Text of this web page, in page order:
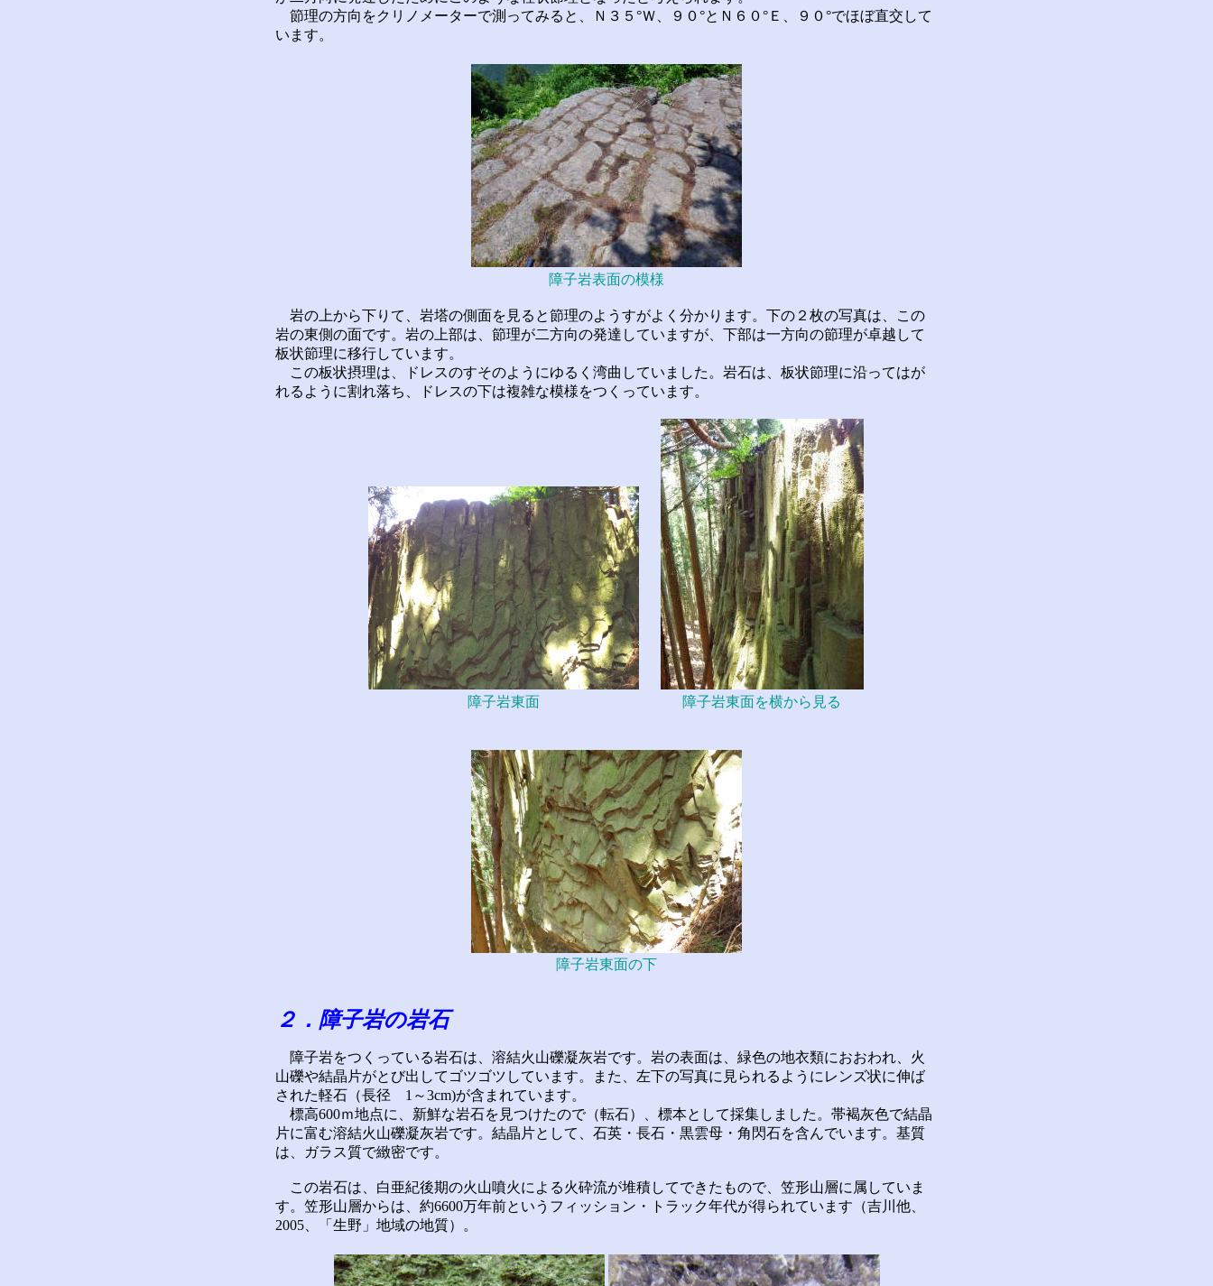
節理の方向をクリノメーターで測ってみると、Ｎ３５°Ｗ、９０°とＮ６０°Ｅ、９０°でほぼ直交して
います。
障子岩表面の模様
岩の上から下りて、岩塔の側面を見ると節理のようすがよく分かります。下の２枚の写真は、この
岩の東側の面です。岩の上部は、節理が二方向の発達していますが、下部は一方向の節理が卓越して
板状節理に移行しています。
この板状摂理は、ドレスのすそのようにゆるく湾曲していました。岩石は、板状節理に沿ってはが
れるように割れ落ち、ドレスの下は複雑な模様をつくっています。
障子岩東面 障子岩東面を横から見る
障子岩東面の下
２．障子岩の岩石
障子岩をつくっている岩石は、溶結火山礫凝灰岩です。岩の表面は、緑色の地衣類におおわれ、火
山礫や結晶片がとび出してゴツゴツしています。また、左下の写真に見られるようにレンズ状に伸ば
された軽石（長径 1～3cm)が含まれています。
標高600ｍ地点に、新鮮な岩石を見つけたので（転石）、標本として採集しました。帯褐灰色で結晶
片に富む溶結火山礫凝灰岩です。結晶片として、石英・長石・黒雲母・角閃石を含んでいます。基質
は、ガラス質で緻密です。
この岩石は、白亜紀後期の火山噴火による火砕流が堆積してできたもので、笠形山層に属していま
す。笠形山層からは、約6600万年前というフィッション・トラック年代が得られています（吉川他、
2005、「生野」地域の地質）。